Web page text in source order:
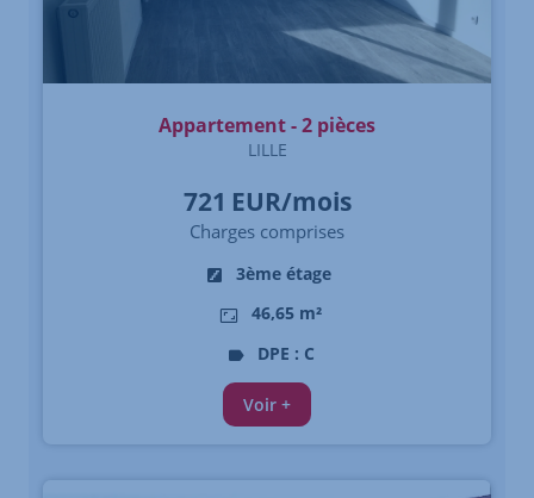
Appartement - 2 pièces
LILLE
721 EUR/mois
Charges comprises
3ème étage
46,65 m²
DPE : C
Voir +